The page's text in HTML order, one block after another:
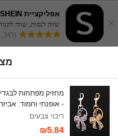
×
אפליקציית SHEIN - מוכן, הכן, סטייל!
שווה לנסות, שווה
(1,345)
מחזיק מפתחות
- אופנתי וחמוד.
ריבוי צבעים
₪5.84